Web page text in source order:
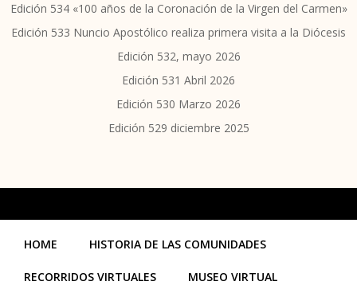
Edición 534 «100 años de la Coronación de la Virgen del Carmen»
Edición 533 Nuncio Apostólico realiza primera visita a la Diócesis
Edición 532, mayo 2026
Edición 531 Abril 2026
Edición 530 Marzo 2026
Edición 529 diciembre 2025
HOME HISTORIA DE LAS COMUNIDADES
RECORRIDOS VIRTUALES MUSEO VIRTUAL